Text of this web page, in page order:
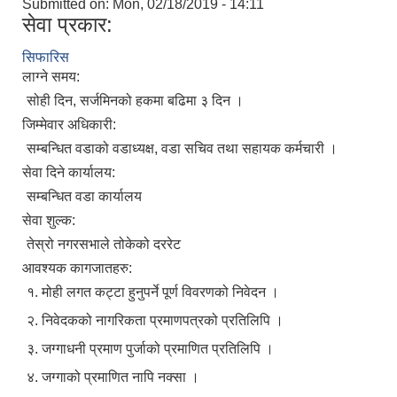
Submitted on: Mon, 02/18/2019 - 14:11
सेवा प्रकार:
सिफारिस
लाग्ने समय:
सोही दिन, सर्जमिनको हकमा बढिमा ३ दिन ।
जिम्मेवार अधिकारी:
सम्बन्धित वडाको वडाध्यक्ष, वडा सचिव तथा सहायक कर्मचारी ।
सेवा दिने कार्यालय:
सम्बन्धित वडा कार्यालय
सेवा शुल्क:
तेस्रो नगरसभाले तोकेको दररेट
आवश्यक कागजातहरु:
१. मोही लगत कट्टा हुनुपर्ने पूर्ण विवरणको निवेदन ।
२. निवेदकको नागरिकता प्रमाणपत्रको प्रतिलिपि ।
३. जग्गाधनी प्रमाण पुर्जाको प्रमाणित प्रतिलिपि ।
४. जग्गाको प्रमाणित नापि नक्सा ।